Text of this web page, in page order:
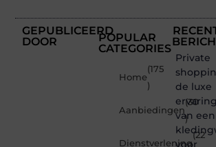
GEPUBLICEERD
DOOR
POPULAR
CATEGORIES
Home
(175
)
Aanbiedingen
(30
)
Dienstverlening
(22
Private
de luxe
ervaring
van een
voor